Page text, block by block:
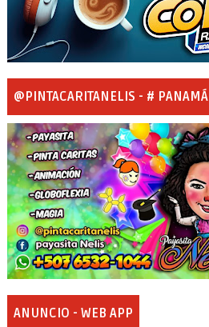
@PINTACARITANELIS - # PANAMÁ
ANUNCIO - WEB APP